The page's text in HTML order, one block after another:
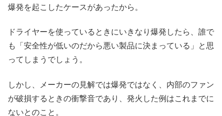
爆発を起こしたケースがあったから。
ドライヤーを使っているときにいきなり爆発したら、誰で
も「安全性が低いのだから悪い製品に決まっている」と思
ってしまうでしょう。
しかし、メーカーの見解では爆発ではなく、内部のファン
が破損するときの衝撃音であり、発火した例はこれまでに
ないとのこと。